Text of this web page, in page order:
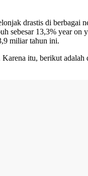
drastis di berbagai
sebesar 13,3% year on
miliar tahun ini.
itu, berikut adalah